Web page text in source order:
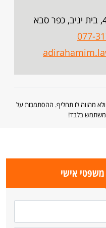
077-
מהווה לו תחליף. ההסתמכות על
בלבד!
משפטי אישי